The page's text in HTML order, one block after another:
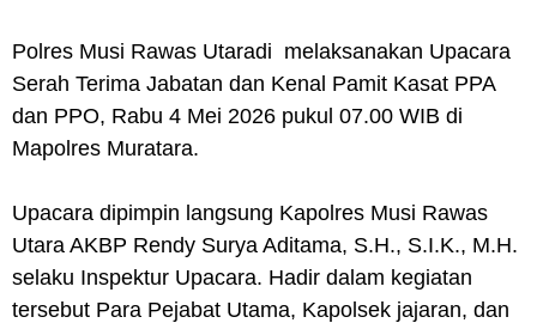
Polres Musi Rawas Utaradi melaksanakan Upacara
Serah Terima Jabatan dan Kenal Pamit Kasat PPA
dan PPO, Rabu 4 Mei 2026 pukul 07.00 WIB di
Mapolres Muratara.
Upacara dipimpin langsung Kapolres Musi Rawas
Utara AKBP Rendy Surya Aditama, S.H., S.I.K., M.H.
selaku Inspektur Upacara. Hadir dalam kegiatan
tersebut Para Pejabat Utama, Kapolsek jajaran, dan